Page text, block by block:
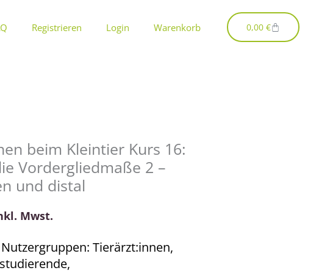
Registrieren Login Warenkorb 0,00€Warenkorb
beim Kleintier Kurs 16:
Vordergliedmaße 2 –
und distal
Mwst.
Tierärzt:innen,